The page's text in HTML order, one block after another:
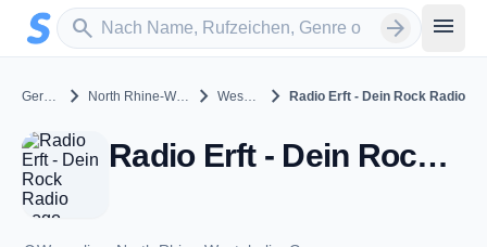
Zum Hauptinhalt springen
search
Sender suchen arrow_forward menu
Germany chevron_right North Rhine-Westphalia chevron_right Wesseling chevron_right Radio Erft - Dein Rock Radio
Radio Erft - Dein Rock Radio - Wesseling